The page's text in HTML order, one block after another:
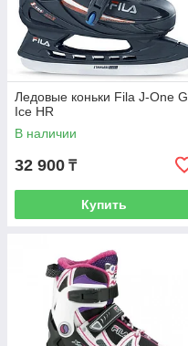
Ледовые коньки Fila J-One G
Ice HR
В наличии
32 900 ₸
Купить